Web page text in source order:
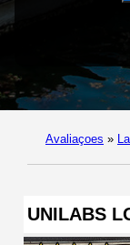
Avaliaçoes »
UNILABS